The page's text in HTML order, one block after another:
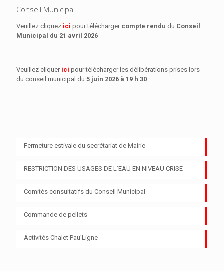
Conseil Municipal
Veuillez cliquez ici pour télécharger compte rendu du Conseil
Municipal du 21 avril 2026
Veuillez cliquer ici pour télécharger les délibérations prises lors
du conseil municipal du 5 juin 2026 à 19 h 30
Fermeture estivale du secrétariat de Mairie
RESTRICTION DES USAGES DE L’EAU EN NIVEAU CRISE
Comités consultatifs du Conseil Municipal
Commande de pellets
Activités Chalet Pau’Ligne